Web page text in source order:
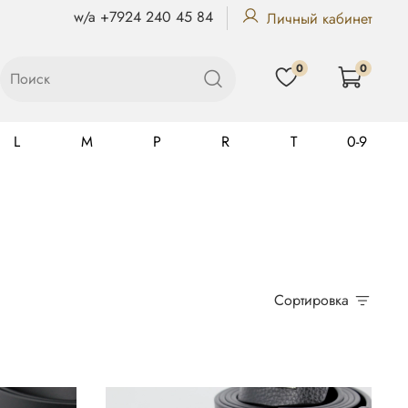
w/a +7924 240 45 84 Личный кабинет
0 0
L M P R T 0-9
Сортировка